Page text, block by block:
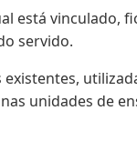
vinculado,
servido.
unidades de